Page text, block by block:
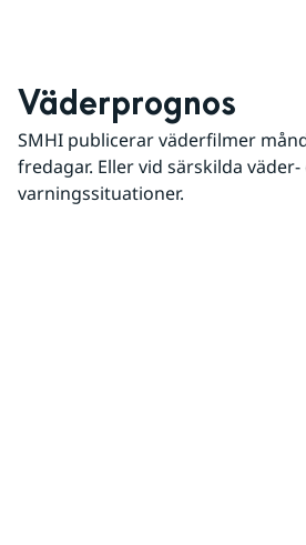
Väderprognos
SMHI publicerar väderfilmer
fredagar. Eller vid särskilda väder-
varningssituationer.